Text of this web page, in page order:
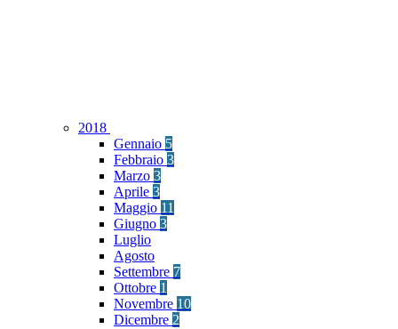
2018
Gennaio 5
Febbraio 3
Marzo 3
Aprile 3
Maggio 11
Giugno 3
Luglio
Agosto
Settembre 7
Ottobre 1
Novembre 10
Dicembre 2